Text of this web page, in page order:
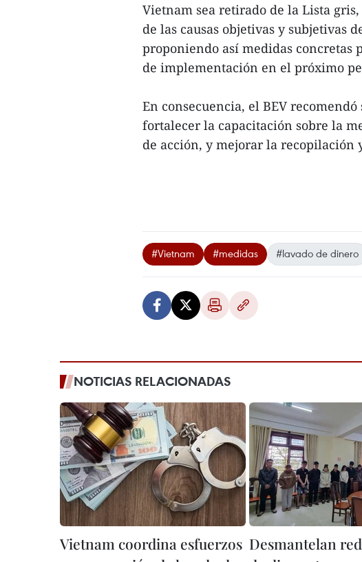
Vietnam sea retirado de la Lista
de las causas objetivas y subjetivas
proponiendo así medidas concretas
de implementación en el próximo
En consecuencia, el BEV
fortalecer la capacitación sobre la
de acción, y mejorar la recopilación
#Vietnam #medidas #lavado de dinero
NOTICIAS RELACIONADAS
Vietnam coordina esfuerzos Desmantelan